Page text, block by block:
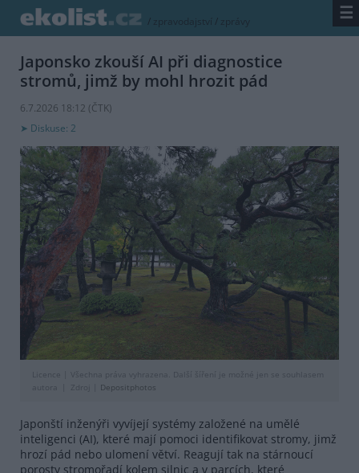
/ zpravodajství / zprávy ☰
Japonsko zkouší AI při diagnostice
stromů, jimž by mohl hrozit pád
6.7.2026 18:12 (ČTK)
Diskuse: 2
Licence |
Všechna práva vyhrazena. Další šíření je možné jen se souhlasem
autora
Zdroj | Depositphotos
Japonští inženýři vyvíjejí systémy založené na umělé
inteligenci (AI), které mají pomoci identifikovat stromy, jimž
hrozí pád nebo ulomení větví. Reagují tak na stárnoucí
porosty stromořadí kolem silnic a v parcích, které